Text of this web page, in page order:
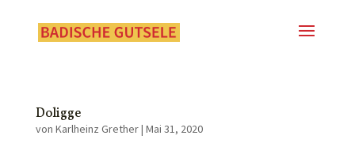
Doligge
von Karlheinz Grether| Mai 31, 2020